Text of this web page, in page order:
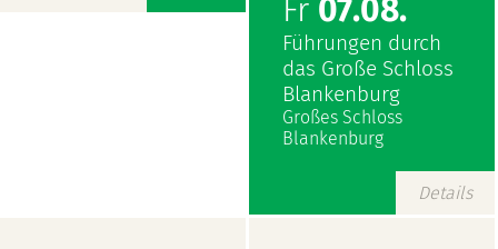
Fr 07.08.
Führungen durch
das Große Schloss
Blankenburg
Großes Schloss
Blankenburg
Details